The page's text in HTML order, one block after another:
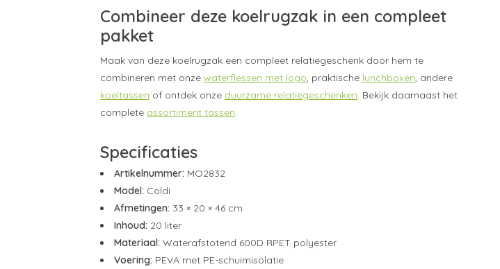
Combineer deze koelrugzak in een compleet
pakket
Maak van deze koelrugzak een compleet relatiegeschenk door hem te
combineren met onzewaterflessen met logo, praktische lunchboxen, andere
koeltassen of ontdek onze duurzame relatiegeschenken. Bekijk daarnaast het
complete assortiment tassen.
Specificaties
Artikelnummer: MO2832
Model: Coldi
Afmetingen: 33 × 20 × 46 cm
Inhoud: 20 liter
Materiaal: Waterafstotend 600D RPET polyester
Voering: PEVA met PE-schuimisolatie